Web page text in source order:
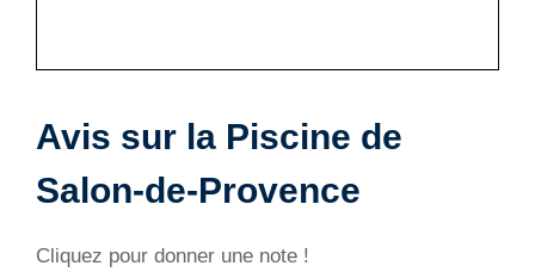
Avis sur la Piscine de
Salon-de-Provence
Cliquez pour donner une note !